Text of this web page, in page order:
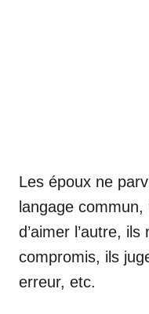
Les époux ne
langage
d’aimer l’autre,
compromis, ils
erreur, etc.